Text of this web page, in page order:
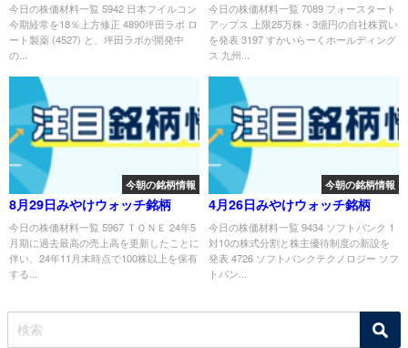
今日の株価材料一覧 5942 日本フイルコン
今期経常を18％上方修正 4890坪田ラボ ロ
ート製薬 (4527) と、坪田ラボが開発中
の...
今日の株価材料一覧 7089 フォースタート
アップス 上限25万株・3億円の自社株買い
を発表 3197 すかいらーくホールディング
ス 九州...
今朝の銘柄情報
8月29日みやけウォッチ銘柄
今日の株価材料一覧 5967 ＴＯＮＥ 24年5
月期に過去最高の売上高を更新したことに
伴い、24年11月末時点で100株以上を保有
する...
今朝の銘柄情報
4月26日みやけウォッチ銘柄
今日の株価材料一覧 9434 ソフトバンク 1
対10の株式分割と株主優待制度の新設を
発表 4726 ソフトバンクテクノロジー ソフ
トバン...